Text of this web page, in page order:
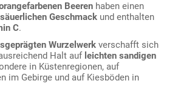
Beeren haben einen
säuerlichen Geschmack und enthalten
C.
Wurzelwerk verschafft sich
Halt auf leichten sandigen
in Küstenregionen, auf
im Gebirge und auf Kiesböden in